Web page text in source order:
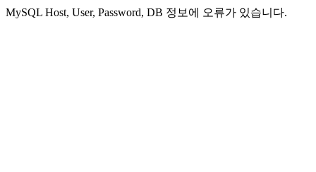
MySQL Host, User, Password, DB 정보에 오류가 있습니다.